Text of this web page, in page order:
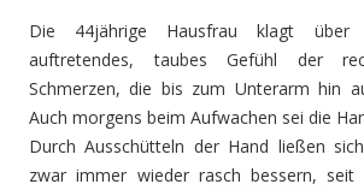
Die 44jährige Hausfrau klagt
auftretendes, taubes Gefühl der
Schmerzen, die bis zum Unterarm hin
Auch morgens beim Aufwachen sei die
Durch Ausschütteln der Hand ließen
zwar immer wieder rasch bessern, seit